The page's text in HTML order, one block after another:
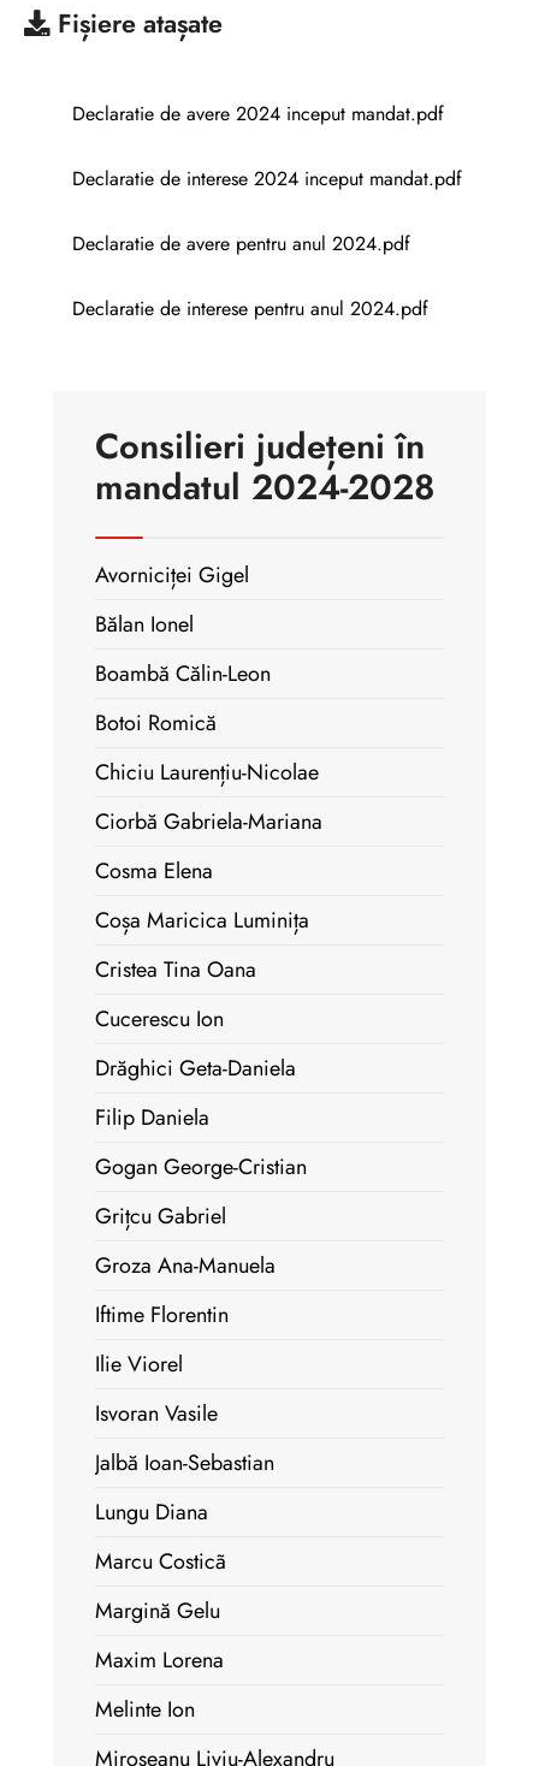
Fișiere atașate
Declaratie de avere 2024 inceput mandat.pdf
Declaratie de interese 2024 inceput mandat.pdf
Declaratie de avere pentru anul 2024.pdf
Declaratie de interese pentru anul 2024.pdf
Consilieri județeni în
mandatul 2024-2028
Avorniciței Gigel
Bălan Ionel
Boambă Călin-Leon
Botoi Romică
Chiciu Laurențiu-Nicolae
Ciorbă Gabriela-Mariana
Cosma Elena
Coșa Maricica Luminița
Cristea Tina Oana
Cucerescu Ion
Drăghici Geta-Daniela
Filip Daniela
Gogan George-Cristian
Grițcu Gabriel
Groza Ana-Manuela
Iftime Florentin
Ilie Viorel
Isvoran Vasile
Jalbă Ioan-Sebastian
Lungu Diana
Marcu Costicã
Margină Gelu
Maxim Lorena
Melinte Ion
Miroșeanu Liviu-Alexandru